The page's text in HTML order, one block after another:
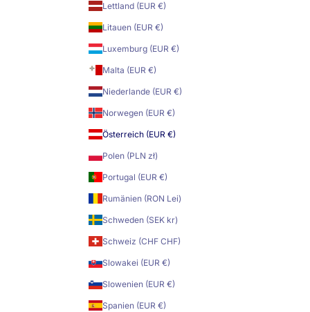
Lettland (EUR €)
Litauen (EUR €)
Luxemburg (EUR €)
Malta (EUR €)
Niederlande (EUR €)
Norwegen (EUR €)
Österreich (EUR €)
Polen (PLN zł)
Portugal (EUR €)
Rumänien (RON Lei)
Schweden (SEK kr)
Schweiz (CHF CHF)
Slowakei (EUR €)
Slowenien (EUR €)
Spanien (EUR €)